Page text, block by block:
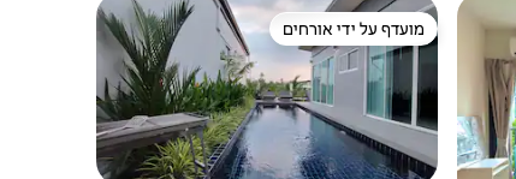
מועדף על ידי אורחים
מועדף על ידי אורחים